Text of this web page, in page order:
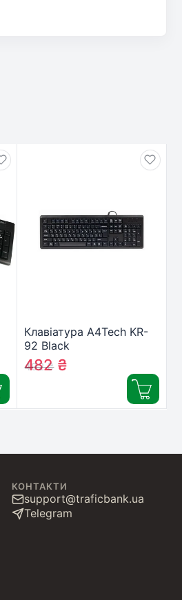
Клавіатура A4Tech KR-
92 Black
492₴
482₴
КОНТАКТИ
support@traficbank.ua
Telegram